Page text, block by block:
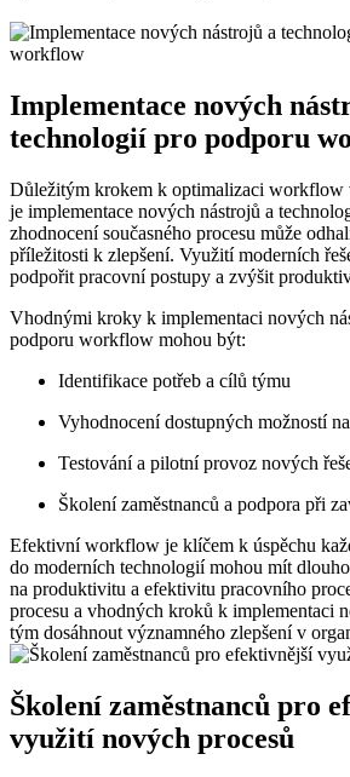
Implementace nových
technologií pro podporu
Důležitým krokem k optimalizaci workflow
je implementace nových nástrojů a
zhodnocení současného procesu může
příležitosti k zlepšení. Využití moderních
podpořit pracovní postupy a zvýšit
Vhodnými kroky k implementaci nových
podporu workflow mohou být:
Identifikace potřeb a cílů týmu
Vyhodnocení dostupných možností
Testování a pilotní provoz nových
Školení zaměstnanců a podpora při
Efektivní workflow je klíčem k úspěchu
do moderních technologií mohou mít
na produktivitu a efektivitu pracovního
procesu a vhodných kroků k implementaci
tým dosáhnout významného zlepšení v
Školení zaměstnanců pro
využití nových procesů